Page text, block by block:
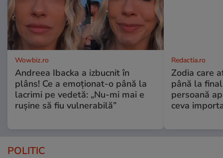
Wowbiz.ro
Andreea Ibacka a izbucnit în
plâns! Ce a emoționat-o până la
lacrimi pe vedetă: „Nu-mi mai e
rușine să fiu vulnerabilă”
Redactia.ro
Zodia care
până la
persoană
ceva
POLITIC